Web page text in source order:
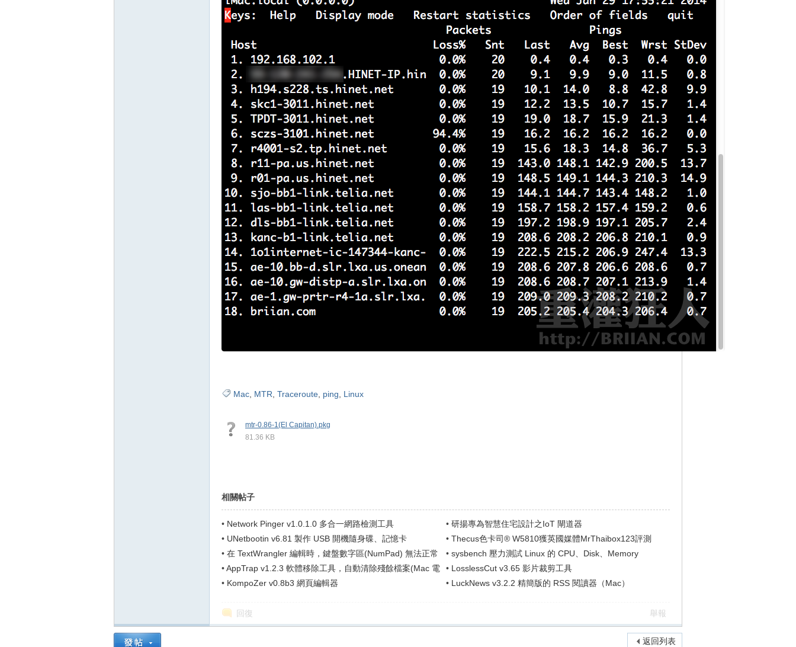
Mac MTR Traceroute ping Linux
mtr-0.86-1(El Capitan).pkg
81.36 KB
相關帖子
• Network Pinger v1.0.1.0 多合一網路檢測工具 • 研揚專為智慧住宅設計之IoT 閘道器
• UNetbootin v6.81 製作 USB 開機隨身碟、記憶卡
(Win,Mac,Linux)
• Thecus色卡司® W5810獲英國媒體MrThaibox123評測
• 在 TextWrangler 編輯時，鍵盤數字區(NumPad) 無法正常
按「Enter...
• sysbench 壓力測試 Linux 的 CPU、Disk、Memory
•AppTrap v1.2.3 軟體移除工具，自動清除殘餘檔案(Mac 電
腦適用)
• LosslessCut v3.65 影片裁剪工具
• KompoZer v0.8b3 網頁編輯器 • LuckNews v3.2.2 精簡版的 RSS 閱讀器（Mac）
回復 舉報
返回列表